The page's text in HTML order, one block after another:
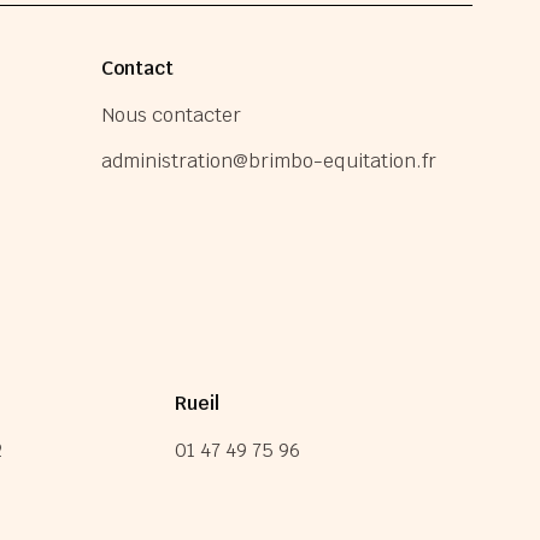
Contact
Nous contacter
administration@brimbo-equitation.fr
Rueil
01 47 49 75 96